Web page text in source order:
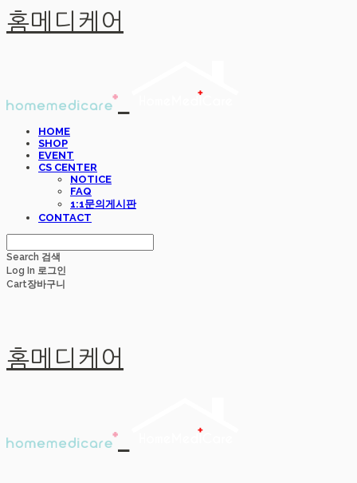
홈메디케어
HOME
SHOP
EVENT
CS CENTER
NOTICE
FAQ
1:1문의게시판
CONTACT
Search 검색
Log In 로그인
Cart장바구니
홈메디케어